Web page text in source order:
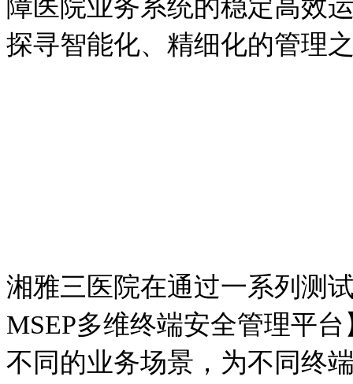
障医院业务系统的稳定高效
探寻智能化、精细化的管理
湘雅三医院在通过一系列测
MSEP多维终端安全管理平
不同的业务场景，为不同终